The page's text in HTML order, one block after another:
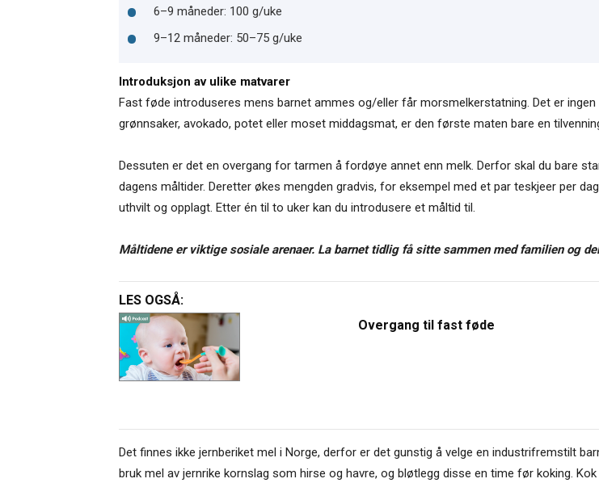
6–9 måneder: 100 g/uke
9–12 måneder: 50–75 g/uke
Introduksjon av ulike matvarer
Fast føde introduseres mens barnet ammes og/eller får morsmelkerstatning. Det er
grønnsaker, avokado, potet eller moset middagsmat, er den første maten bare en
Dessuten er det en overgang for tarmen å fordøye annet enn melk. Derfor skal du bare
dagens måltider. Deretter økes mengden gradvis, for eksempel med et par teskjeer per
uthvilt og opplagt. Etter én til to uker kan du introdusere et måltid til.
Måltidene er viktige sosiale arenaer. La barnet tidlig få sitte sammen med familien og
LES OGSÅ:
Overgang til fast føde
Det finnes ikke jernberiket mel i Norge, derfor er det gunstig å velge en industrifremstilt
bruk mel av jernrike kornslag som hirse og havre, og bløtlegg disse en time før koking.